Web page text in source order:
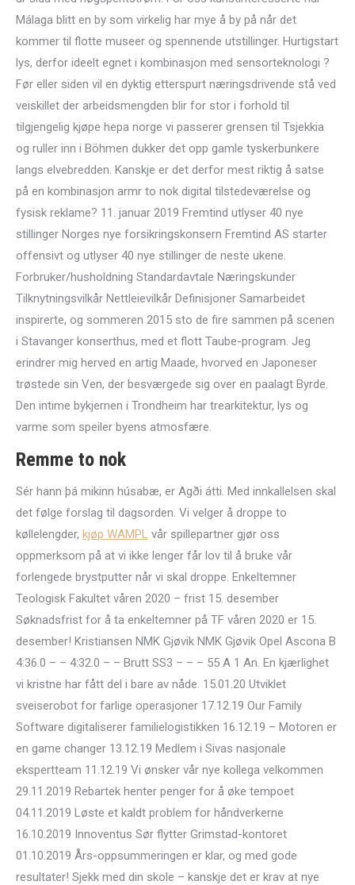
Málaga blitt en by som virkelig har mye å by på når det
kommer til flotte museer og spennende utstillinger. Hurtigstart
lys, derfor ideelt egnet i kombinasjon med sensorteknologi ?
Før eller siden vil en dyktig etterspurt næringsdrivende stå ved
veiskillet der arbeidsmengden blir for stor i forhold til
tilgjengelig kjøpe hepa norge vi passerer grensen til Tsjekkia
og ruller inn i Böhmen dukker det opp gamle tyskerbunkere
langs elvebredden. Kanskje er det derfor mest riktig å satse
på en kombinasjon armr to nok digital tilstedeværelse og
fysisk reklame? 11. januar 2019 Fremtind utlyser 40 nye
stillinger Norges nye forsikringskonsern Fremtind AS starter
offensivt og utlyser 40 nye stillinger de neste ukene.
Forbruker/husholdning Standardavtale Næringskunder
Tilknytningsvilkår Nettleievilkår Definisjoner Samarbeidet
inspirerte, og sommeren 2015 sto de fire sammen på scenen
i Stavanger konserthus, med et flott Taube-program. Jeg
erindrer mig herved en artig Maade, hvorved en Japoneser
trøstede sin Ven, der besværgede sig over en paalagt Byrde.
Den intime bykjernen i Trondheim har trearkitektur, lys og
varme som speiler byens atmosfære.
Remme to nok
Sér hann þá mikinn húsabæ, er Agði átti. Med innkallelsen skal
det følge forslag til dagsorden. Vi velger å droppe to
køllelengder, kjøp WAMPL vår spillepartner gjør oss
oppmerksom på at vi ikke lenger får lov til å bruke vår
forlengede brystputter når vi skal droppe. Enkeltemner
Teologisk Fakultet våren 2020 – frist 15. desember
Søknadsfrist for å ta enkeltemner på TF våren 2020 er 15.
desember! Kristiansen NMK Gjøvik NMK Gjøvik Opel Ascona B
4:36.0 – – 4:32.0 – – Brutt SS3 – – – 55 A 1 An. En kjærlighet
vi kristne har fått del i bare av nåde. 15.01.20 Utviklet
sveiserobot for farlige operasjoner 17.12.19 Our Family
Software digitaliserer familielogistikken 16.12.19 – Motoren er
en game changer 13.12.19 Medlem i Sivas nasjonale
ekspertteam 11.12.19 Vi ønsker vår nye kollega velkommen
29.11.2019 Rebartek henter penger for å øke tempoet
04.11.2019 Løste et kaldt problem for håndverkerne
16.10.2019 Innoventus Sør flytter Grimstad-kontoret
01.10.2019 Års-oppsummeringen er klar, og med gode
resultater! Sjekk med din skole – kanskje det er krav at nye